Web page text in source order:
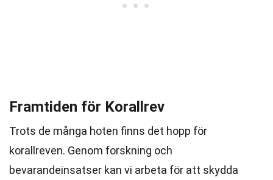
Framtiden för Korallrev
Trots de många hoten finns det hopp för
korallreven. Genom forskning och
bevarandeinsatser kan vi arbeta för att skydda